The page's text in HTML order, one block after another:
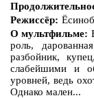
Режиссёр:
О мультфильме:
роль,
разбойник,
слабейшими и
уровней, ведь
Однако мален...